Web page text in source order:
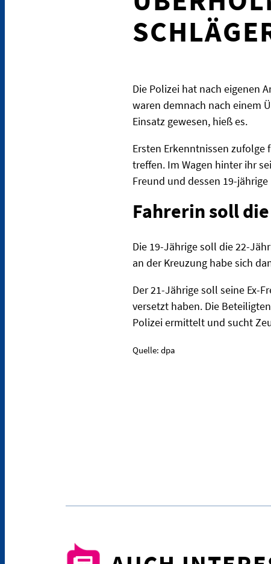
Die Polizei hat nach eigenen
waren demnach nach einem
Einsatz gewesen, hieß es.
Ersten Erkenntnissen
treffen. Im Wagen hinter ihr
Freund und dessen 19-
Fahrerin soll
Die 19-Jährige soll die 22-
an der Kreuzung habe sich
Der 21-Jährige soll seine Ex-
versetzt haben. Die
Polizei ermittelt und sucht
Quelle: dpa